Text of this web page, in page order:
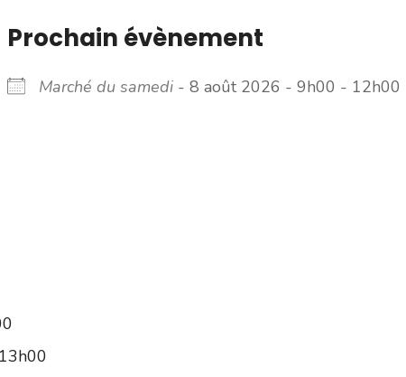
Prochain évènement
Marché du samedi - 8 août 2026 - 9h00 - 12h00